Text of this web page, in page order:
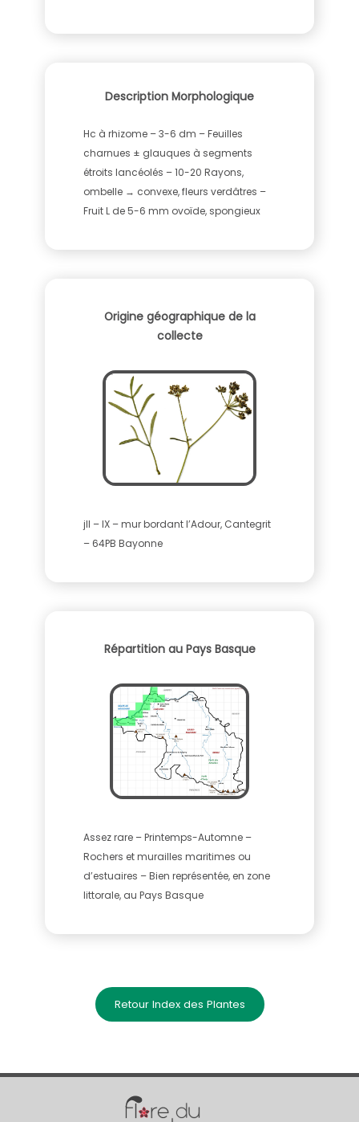
Description Morphologique
Hc à rhizome – 3-6 dm – Feuilles
charnues ± glauques à segments
étroits lancéolés – 10-20 Rayons,
ombelle → convexe, fleurs verdâtres –
Fruit L de 5-6 mm ovoïde, spongieux
Origine géographique de la
collecte
jll – IX – mur bordant l’Adour, Cantegrit
– 64PB Bayonne
Répartition au Pays Basque
Assez rare – Printemps-Automne –
Rochers et murailles maritimes ou
d’estuaires – Bien représentée, en zone
littorale, au Pays Basque
Retour Index des Plantes